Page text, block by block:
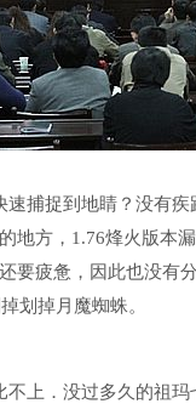
速捕捉到地睛？没有
地方，1.76烽火版本
要疲惫，因此也没有
划掉月魔蜘蛛。
上．没过多久的祖